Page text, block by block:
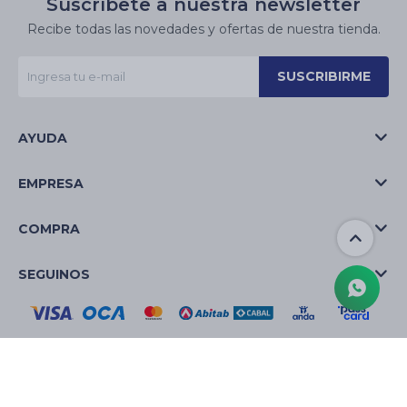
Suscríbete a nuestra newsletter
Recibe todas las novedades y ofertas de nuestra tienda.
SUSCRIBIRME
AYUDA
EMPRESA
COMPRA
SEGUINOS